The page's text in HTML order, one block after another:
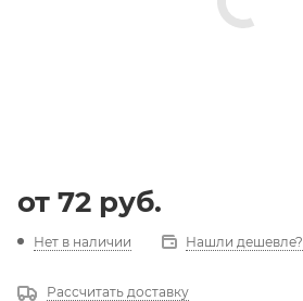
от 72 руб.
Нет в наличии Нашли дешевле?
Рассчитать доставку